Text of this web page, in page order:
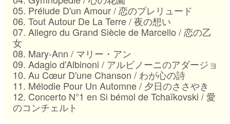
05. Prélude D'un Amour /恋のプレリュード
06. Tout Autour De La Terre /夜の想い
07. Allegro du Grand Siècle de Marcello /恋の乙
女
08. Mary-Ann / マリー・アン
09. Adagio d'Albinoni / アルビノーニのアダージョ
10. Au Cœur D'une Chanson /わが心の詩
11. Mélodie Pour Un Automne / 夕日のささやき
12. Concerto N°1 en Si bémol de Tchaïkovski /愛
のコンチェルト